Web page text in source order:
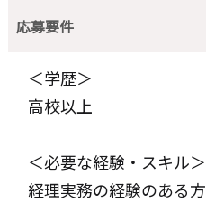
応募要件
＜学歴＞
高校以上
＜必要な経験・スキル＞
経理実務の経験のある方